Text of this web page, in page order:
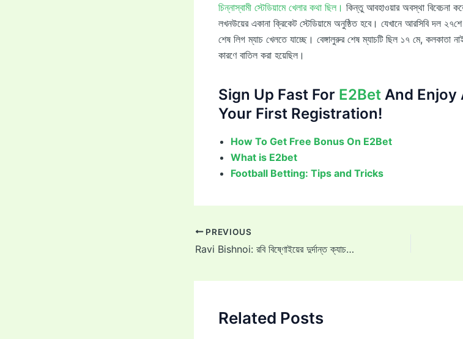
চিন্নাস্বামী স্টেডিয়ামে খেলার কথা ছিল। কিন্তু আবহাওয়ার অবস্থা বিবেচনা
লখনউয়ের একানা ক্রিকেট স্টেডিয়ামে অনুষ্ঠিত হবে। যেখানে আরসিবি দল
শেষ লিগ ম্যাচ খেলতে যাচ্ছে। বেঙ্গালুরুর শেষ ম্যাচটি ছিল ১৭ মে, কলকাতা নাইট
কারণে বাতিল করা হয়েছিল।
Sign Up Fast For E2Bet And Enjoy
Your First Registration!
How To Get Free Bonus On E2Bet
What is E2bet
Football Betting: Tips and Tricks
Post
navigation
PREVIOUS
Ravi Bishnoi: রবি বিষ্ণোইয়ের দুর্দান্ত ক্যাচ বিপজ্জনক চেহারার শেরফেন রাদারফোর্ডকে ৩৮ রানে ফিরিয়ে দিল জিটি বনাম এলএসজি আইপিএল ২০২৫ ম্যাচে [দেখুন]
Related Posts